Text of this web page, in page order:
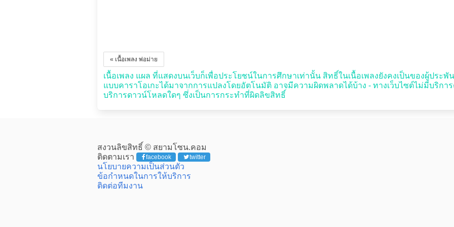
« เนื้อเพลง พ่อม่าย
เนื้อเพลง แผล ที่แสดงบนเว็บก็เพื่อประโยชน์ในการศึกษาเท่านั้น สิทธิ์ในเนื้อเพลงยังคงเป็นของผู้ประพั
แบบคาราโอเกะได้มาจากการแปลงโดยอัตโนมัติ อาจมีความผิดพลาดได้บ้าง - ทางเว็บไซต์ไม่มีบริกา
บริการดาวน์โหลดใดๆ ซึ่งเป็นการกระทำที่ผิดลิขสิทธิ์
สงวนลิขสิทธิ์ © สยามโซน.คอม
ติดตามเรา
facebook twitter
นโยบายความเป็นส่วนตัว
ข้อกำหนดในการให้บริการ
ติดต่อทีมงาน